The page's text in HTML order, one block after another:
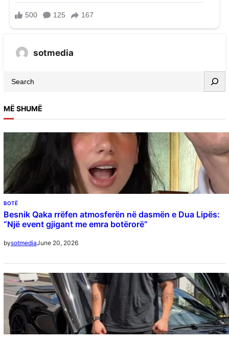
sotmedia
MË SHUMË
BOTË
Besnik Qaka rrëfen atmosferën në dasmën e Dua Lipës:
“Një event gjigant me emra botërorë”
bysotmediaJune 20, 2026